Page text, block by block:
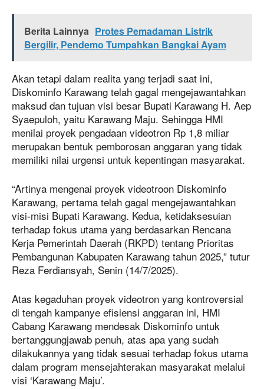
Berita Lainnya Protes Pemadaman Listrik
Bergilir, Pendemo Tumpahkan Bangkai Ayam
Akan tetapi dalam realita yang terjadi saat ini,
Diskominfo Karawang telah gagal mengejawantahkan
maksud dan tujuan visi besar Bupati Karawang H. Aep
Syaepuloh, yaitu Karawang Maju. Sehingga HMI
menilai proyek pengadaan videotron Rp 1,8 miliar
merupakan bentuk pemborosan anggaran yang tidak
memiliki nilai urgensi untuk kepentingan masyarakat.
“Artinya mengenai proyek videotroon Diskominfo
Karawang, pertama telah gagal mengejawantahkan
visi-misi Bupati Karawang. Kedua, ketidaksesuian
terhadap fokus utama yang berdasarkan Rencana
Kerja Pemerintah Daerah (RKPD) tentang Prioritas
Pembangunan Kabupaten Karawang tahun 2025,” tutur
Reza Ferdiansyah, Senin (14/7/2025).
Atas kegaduhan proyek videotron yang kontroversial
di tengah kampanye efisiensi anggaran ini, HMI
Cabang Karawang mendesak Diskominfo untuk
bertanggungjawab penuh, atas apa yang sudah
dilakukannya yang tidak sesuai terhadap fokus utama
dalam program mensejahterakan masyarakat melalui
visi ‘Karawang Maju’.